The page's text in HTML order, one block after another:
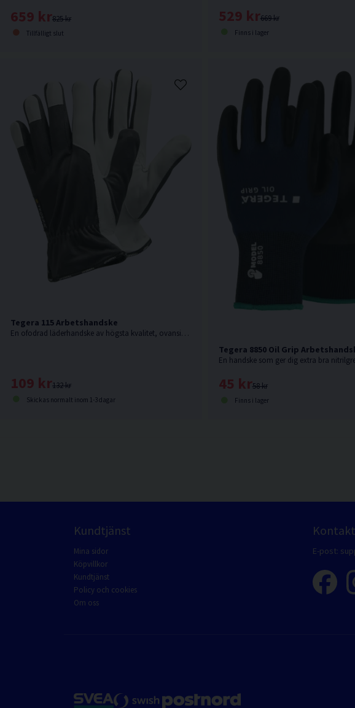
825 kr
659 kr
Tillfälligt slut
669 kr
529 kr
Finns i lager
Tegera 115 Arbetshandske
En ofodrad läderhandske av högsta kvalitet, ovansida i syntetmaterial, extremt bra fingertoppskänslighet
132 kr
109 kr
Skickas normalt inom 1-3 dagar
Tegera 8850 Oil Grip
58 kr
45 kr
Finns i lager
Kundtjänst
Mina sidor
Köpvillkor
Kundtjänst
Policy och cookies
Om oss
Kontakt
E-post: